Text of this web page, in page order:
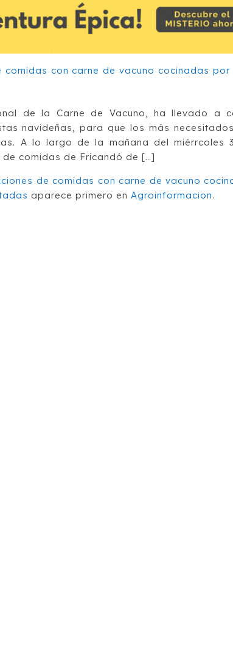
de la Carne de Vacuno, ha llevado a
navideñas, para que los más
A lo largo de la mañana del miérrcoles
comidas de Fricandó de […]
de comidas con carne de vacuno
aparece primero en Agroinformacion.